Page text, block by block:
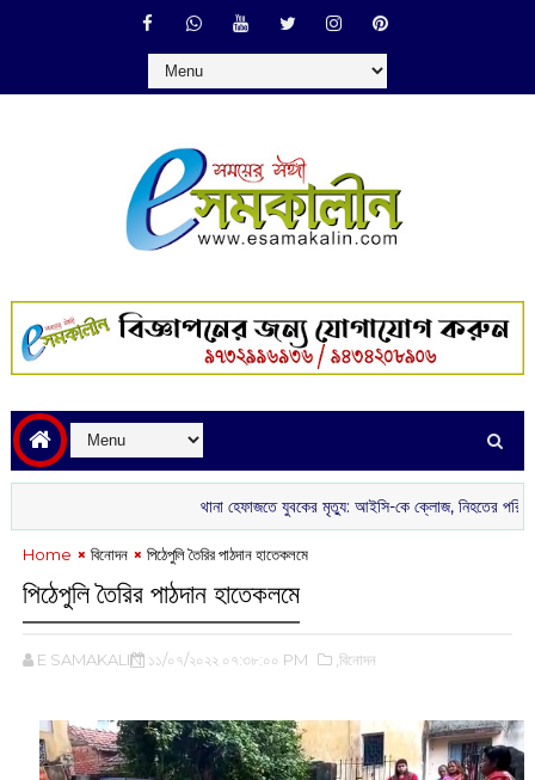
থানা হেফাজতে যুবকের মৃত্যু: আইসি-কে ক্লোজ, নিহতের পরিবারকে চাকরি ও
Home বিনোদন পিঠেপুলি তৈরির পাঠদান হাতেকলমে
পিঠেপুলি তৈরির পাঠদান হাতেকলমে
E SAMAKALIN ১১/০৭/২০২২ ০৭:৩৮:০০ PM ,বিনোদন